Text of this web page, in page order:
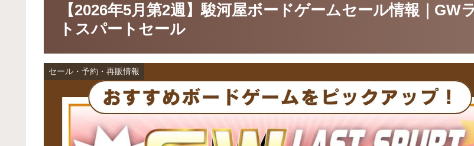
【2026年5月第2週】駿河屋ボードゲームセール情報｜GW
トスパートセール
セール・予約・再販情報